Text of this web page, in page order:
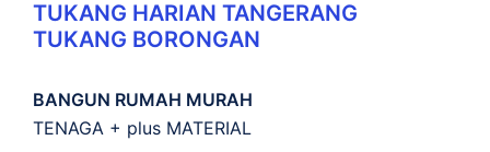
TUKANG HARIAN TANGERANG
TUKANG BORONGAN
BANGUN RUMAH MURAH
TENAGA + plus MATERIAL